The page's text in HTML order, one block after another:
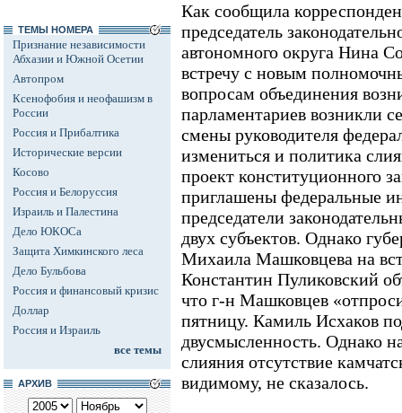
ТЕМЫ НОМЕРА
Признание независимости
Абхазии и Южной Осетии
Автопром
Ксенофобия и неофашизм в
России
Россия и Прибалтика
Исторические версии
Косово
Россия и Белоруссия
Израиль и Палестина
Дело ЮКОСа
Защита Химкинского леса
Дело Бульбова
Россия и финансовый кризис
Доллар
Россия и Израиль
все темы
АРХИВ
Как сообщила
председатель
автономного округа Нина
встречу с новым
вопросам объединения
парламентариев возникли
смены руководителя
измениться и политика
проект конституционного
приглашены федеральные
председатели
двух субъектов. Однако
Михаила Машковцева на
Константин Пуликовский
что г-н Машковцев
пятницу. Камиль Исхаков
двусмысленность. Однако
слияния отсутствие
видимому, не сказалось.